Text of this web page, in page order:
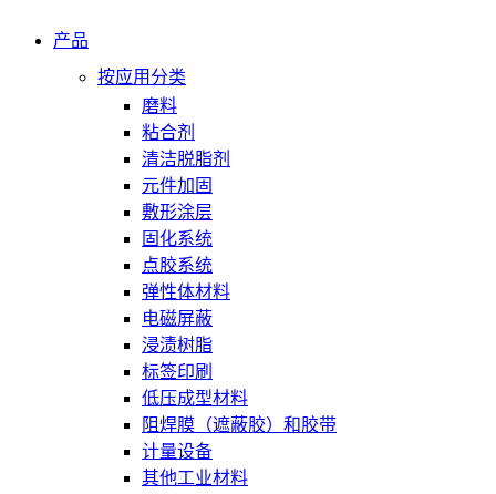
产品
按应用分类
磨料
粘合剂
清洁脱脂剂
元件加固
敷形涂层
固化系统
点胶系统
弹性体材料
电磁屏蔽
浸渍树脂
标签印刷
低压成型材料
阻焊膜（遮蔽胶）和胶带
计量设备
其他工业材料